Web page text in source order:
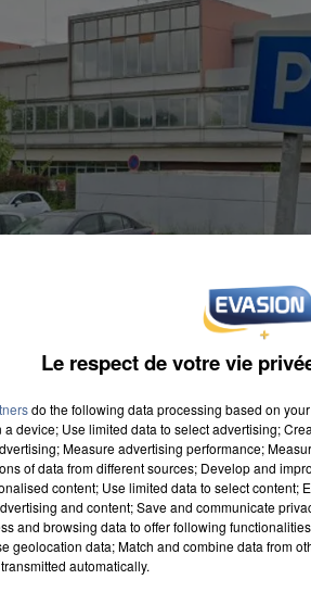
Le respect de votre vie
do the following data processing based on
device; Use limited data to select advertising;
Measure advertising performance;
of data from different sources; Develop and
content; Use limited data to select content;
and content; Save and communicate
and browsing data to offer following
geolocation data; Match and combine data from
automatically.